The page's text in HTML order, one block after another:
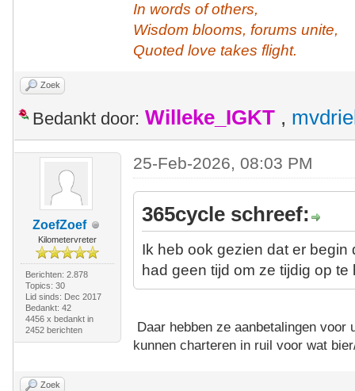
In words of others,
Wisdom blooms, forums unite,
Quoted love takes flight.
Zoek
Bedankt door: Willeke_IGKT ,
ZoefZoef
Kilometervreter
Berichten: 2.878
Topics: 30
Lid sinds: Dec 2017
Bedankt: 42
4456 x bedankt in
2452 berichten
25-Feb-2026, 08:03 PM
365cycle schreef:
Ik heb ook gezien dat er
had geen tijd om ze tijdig op te
Daar hebben ze aanbetalingen
kunnen charteren in ruil voor wat
Zoek